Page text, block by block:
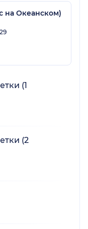
на Океанском)
(1
(2